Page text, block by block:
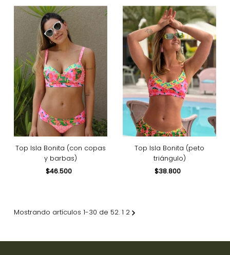
Top Isla Bonita (con copas
y barbas)
Precio
$46.500
Top Isla Bonita (peto
triángulo)
Precio
$38.800
Mostrando artículos 1-30 de 52. 1 2